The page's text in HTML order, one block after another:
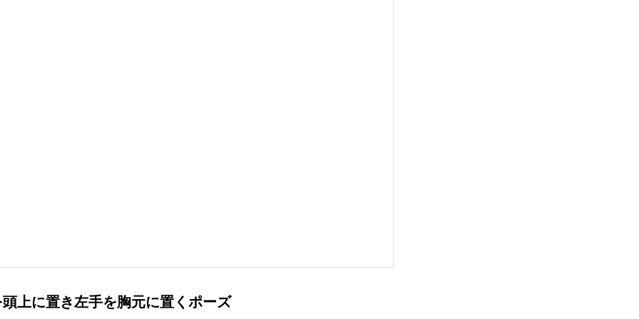
上に置き左手を胸元に置くポーズ